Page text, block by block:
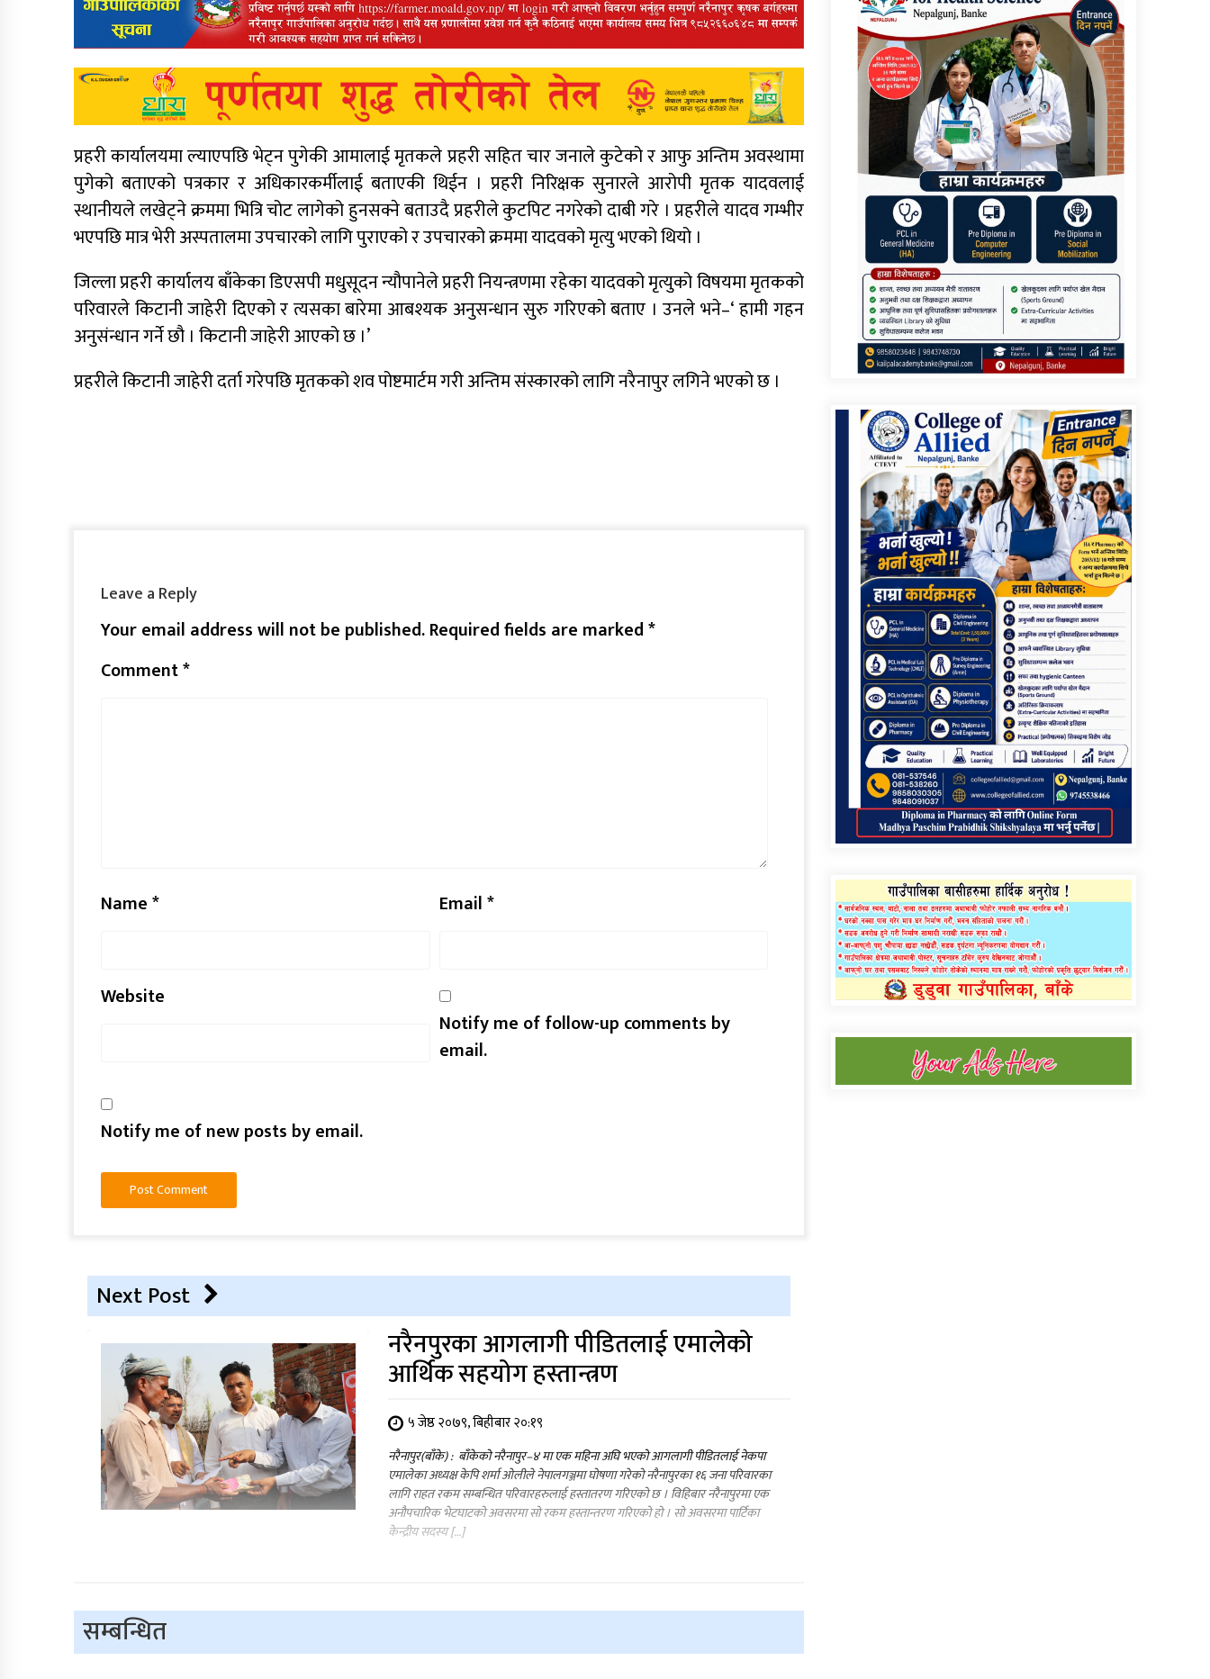
प्रहरी कार्यालयमा ल्याएपछि भेट्न पुगेकी आमालाई मृतकले प्रहरी सहित चार जनाले कुटेको र आफु अन्तिम अवस्थामा
पुगेको बताएको पत्रकार र अधिकारकर्मीलाई बताएकी थिईन । प्रहरी निरिक्षक सुनारले आरोपी मृतक यादवलाई
स्थानीयले लखेट्ने क्रममा भित्रि चोट लागेको हुनसक्ने बताउदै प्रहरीले कुटपिट नगरेको दाबी गरे । प्रहरीले यादव गम्भीर
भएपछि मात्र भेरी अस्पतालमा उपचारको लागि पुराएको र उपचारको क्रममा यादवको मृत्यु भएको थियो ।
जिल्ला प्रहरी कार्यालय बाँकेका डिएसपी मधुसूदन न्यौपानेले प्रहरी नियन्त्रणमा रहेका यादवको मृत्युको विषयमा मृतकको
परिवारले किटानी जाहेरी दिएको र त्यसका बारेमा आबश्यक अनुसन्धान सुरु गरिएको बताए । उनले भने–‘ हामी गहन
अनुसंन्धान गर्ने छौ । किटानी जाहेरी आएको छ ।’
प्रहरीले किटानी जाहेरी दर्ता गरेपछि मृतकको शव पोष्टमार्टम गरी अन्तिम संस्कारको लागि नरैनापुर लगिने भएको छ ।
Leave a Reply
Your email address will not be published.Required fields are marked*
Comment*
Name* Email*
Website
Notify me of follow-up comments by
email.
Notify me of new posts by email.
Next Post
नरैनपुरका आगलागी पीडितलाई एमालेको
आर्थिक सहयोग हस्तान्त्रण
५ जेष्ठ २०७९, बिहीबार २०:१९
नरैनापुर(बाँके) : बाँकेको नरैनापुर–४ मा एक महिना अघि भएको आगलागी पीडितलाई नेकपा
एमालेका अध्यक्ष केपि शर्मा ओलीले नेपालगञ्जमा घोषणा गरेको नरैनापुरका १६ जना परिवारका
लागि राहत रकम सम्बन्धित परिवारहरुलाई हस्तातरण गरिएको छ । विहिबार नरैनापुरमा एक
अनौपचारिक भेटघाटको अवसरमा सो रकम हस्तान्तरण गरिएको हो । सो अवसरमा पार्टिका
केन्द्रीय सदस्य […]
सम्बन्धित